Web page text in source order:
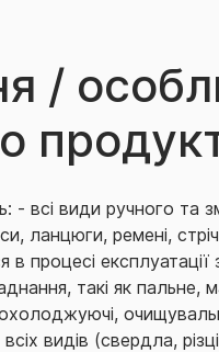
/
- всі види ручного та
ланцюги, ременi,
в процесі експлуатації
такі як пальне,
охолоджуючі,
видів (свердла,